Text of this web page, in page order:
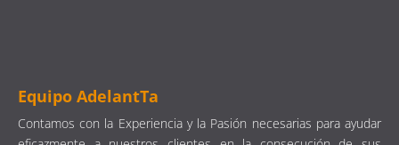
Equipo AdelantTa
Contamos con la Experiencia y la Pasión necesarias para ayudar